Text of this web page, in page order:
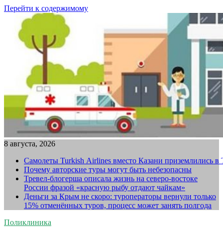
Перейти к содержимому
8 августа, 2026
Самолеты Turkish Airlines вместо Казани приземлились в
Почему авторские туры могут быть небезопасны
Тревел-блогерша описала жизнь на северо-востоке
России фразой «красную рыбу отдают чайкам»
Деньги за Крым не скоро: туроператоры вернули только
15% отменённых туров, процесс может занять полгода
Поликлиника